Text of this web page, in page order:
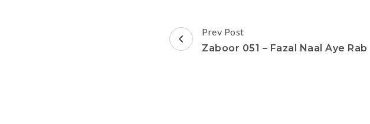
Post
Navigation
Prev Post
Zaboor 051 – Fazal Naal Aye Rab